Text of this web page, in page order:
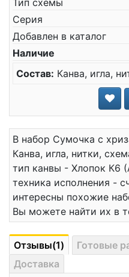
Тип схемы
Серия
Добавлен в каталог
Наличие
Состав: Канва, игла,
В набор Сумочка с
Канва, игла, нитки,
тип канвы - Хлопок К6
техника исполнения -
интересны похожие
Вы можете найти их в
Отзывы(1) Готовые
Доставка